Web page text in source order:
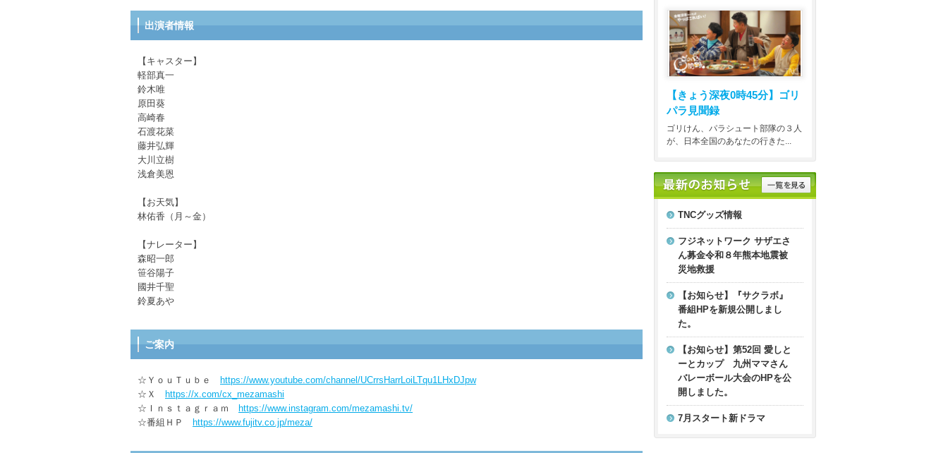
出演者情報
【キャスター】
軽部真一
鈴木唯
原田葵
高崎春
石渡花菜
藤井弘輝
大川立樹
浅倉美恩
【お天気】
林佑香（月～金）
【ナレーター】
森昭一郎
笹谷陽子
國井千聖
鈴夏あや
ご案内
☆ＹｏｕＴｕｂｅ
https://www.youtube.com/channel/UCrrsHarrLoiLTqu1LHxDJpw
☆Ｘ
https://x.com/cx_mezamashi
☆Ｉｎｓｔａｇｒａｍ
https://www.instagram.com/mezamashi.tv/
☆番組ＨＰ
https://www.fujitv.co.jp/meza/
【きょう深夜0時45分】
ゴリ
パラ見聞録
ゴリけん、パラシュート部隊の３人
が、日本全国のあなたの行きた...
TNCグッズ情報
フジネットワーク サザエさ
ん募金令和８年熊本地震被
災地救援
【お知らせ】『サクラボ』
番組HPを新規公開しまし
た。
【お知らせ】第52回 愛しと
ーとカップ 九州ママさん
バレーボール大会のHPを公
開しました。
7月スタート新ドラマ